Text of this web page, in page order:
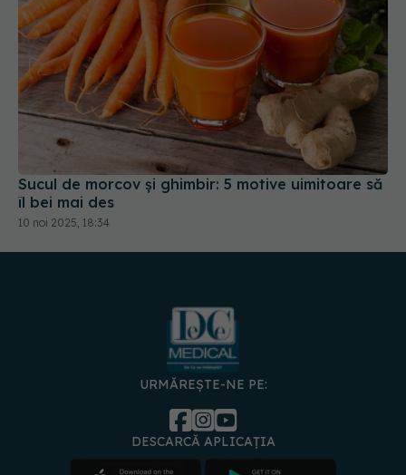
Sucul de morcov și ghimbir: 5 motive uimitoare să
îl bei mai des
10 noi 2025, 18:34
URMĂREȘTE-NE PE:
DESCARCĂ APLICAȚIA